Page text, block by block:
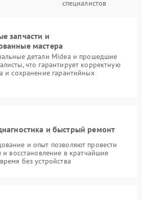
специалистов
запчасти и
мастера
детали Midea и прошедшие
что гарантирует корректную
и сохранение гарантийных
и быстрый ремонт
и опыт позволяют провести
и восстановление в кратчайшие
без устройства